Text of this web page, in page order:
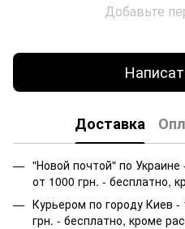
Добавьте
Доставка
"Новой почтой" по Украине
от 1000 грн. - бесплатно,
Курьером по городу Киев -
грн. - бесплатно, кроме